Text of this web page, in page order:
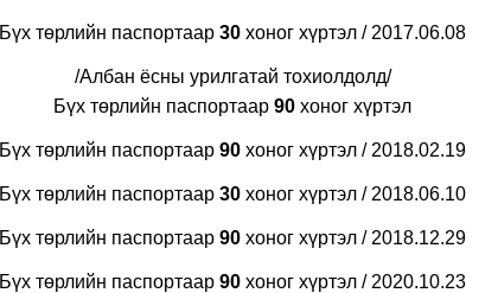
Бүх төрлийн паспортаар 30 хоног хүртэл / 2017.06.08
/Албан ёсны урилгатай тохиолдолд/
Бүх төрлийн паспортаар 90 хоног хүртэл
Бүх төрлийн паспортаар 90 хоног хүртэл / 2018.02.19
Бүх төрлийн паспортаар 30 хоног хүртэл / 2018.06.10
Бүх төрлийн паспортаар 90 хоног хүртэл / 2018.12.29
Бүх төрлийн паспортаар 90 хоног хүртэл / 2020.10.23